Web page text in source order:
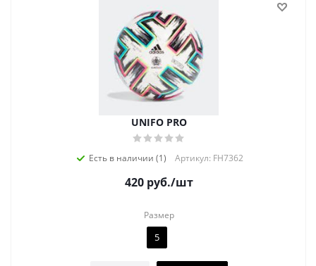
UNIFO PRO
Есть в наличии (1) Артикул: FH7362
420руб./шт
Размер
5